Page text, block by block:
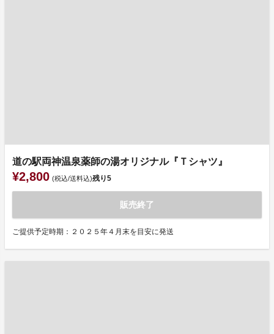
道の駅両神温泉薬師の湯オリジナル『Ｔシャツ』
¥2,800 (税込/送料込)残り5
販売終了
ご提供予定時期：２０２５年４月末を目安に発送